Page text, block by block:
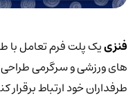
فنزییک پلت فرم تعامل با
های ورزشی و سرگرمی طراحی
طرفداران خود ارتباط برقرار